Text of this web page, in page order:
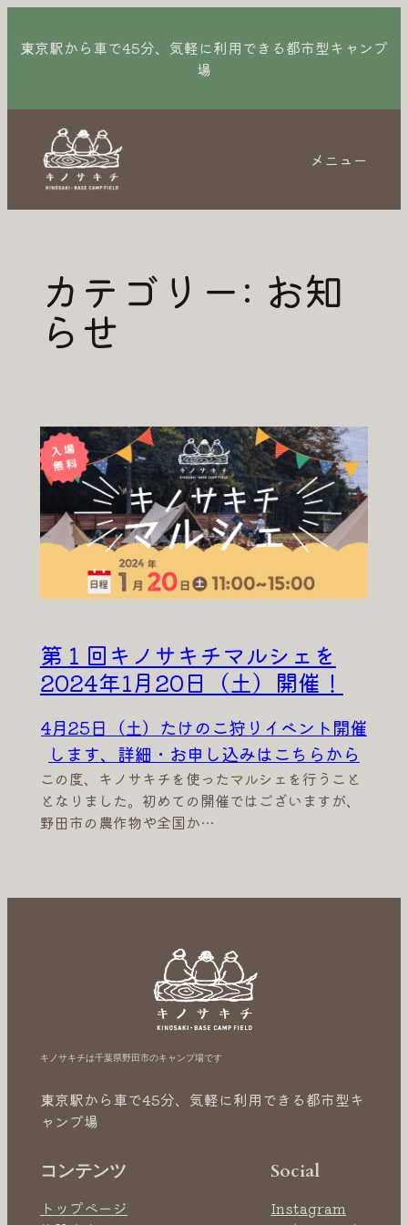
容東京駅から車で45分、気軽に利用できる都市型キャンプ
場
メニュー
カテゴリー: お知
らせ
第１回キノサキチマルシェを
2024年1月20日（土）開催！
4月25日（土）たけのこ狩りイベント開催
します、詳細・お申し込みはこちらから
この度、キノサキチを使ったマルシェを行うこと
となりました。初めての開催ではございますが、
野田市の農作物や全国か…
キノサキチは千葉県野田市のキャンプ場です
東京駅から車で45分、気軽に利用できる都市型キ
ャンプ場
コンテンツ
トップページ
Social
Instagram